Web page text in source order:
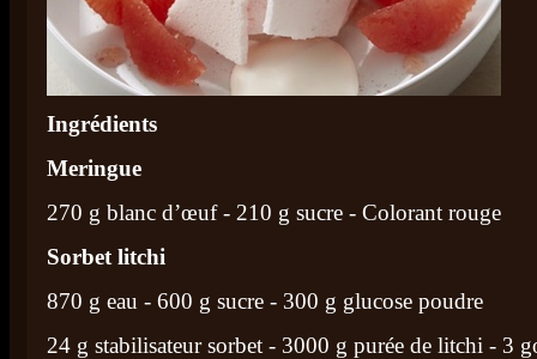
Ingrédients
Meringue
270 g blanc d’œuf - 210 g sucre - Colorant rouge
Sorbet litchi
870 g eau - 600 g sucre - 300 g glucose poudre
24 g stabilisateur sorbet - 3000 g purée de litchi - 3